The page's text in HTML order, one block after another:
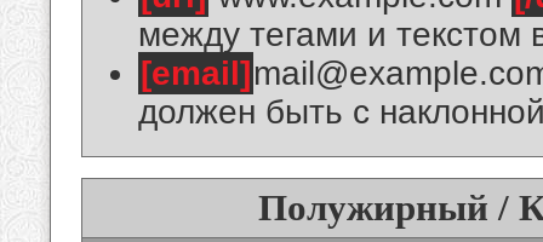
между тегами и текстом
[email]
должен быть с
Полужирный /